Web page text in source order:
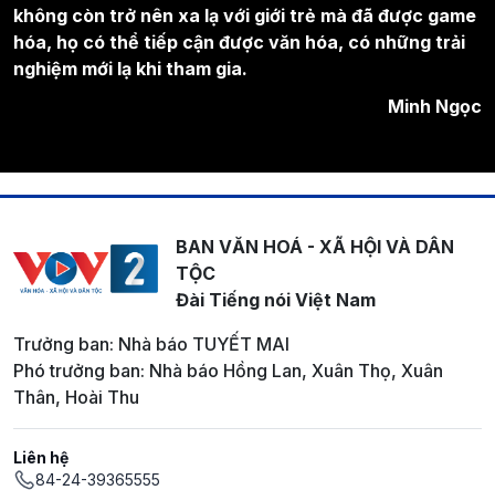
không còn trở nên xa lạ với giới trẻ mà đã được game
hóa, họ có thể tiếp cận được văn hóa, có những trải
nghiệm mới lạ khi tham gia.
Minh Ngọc
BAN VĂN HOÁ - XÃ HỘI VÀ DÂN
TỘC
Đài Tiếng nói Việt Nam
Trưởng ban: Nhà báo TUYẾT MAI
Phó trưởng ban: Nhà báo Hồng Lan, Xuân Thọ, Xuân
Thân, Hoài Thu
Liên hệ
84-24-39365555